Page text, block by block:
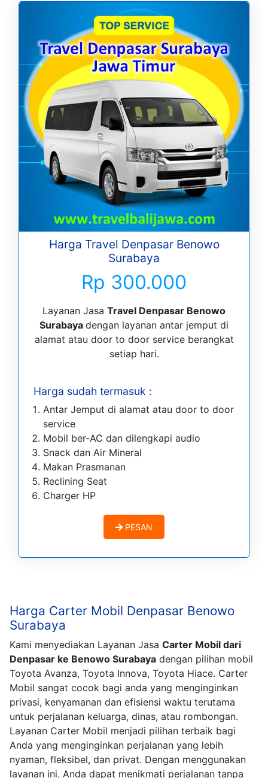
Harga Travel Denpasar Benowo
Surabaya
Rp 300.000
Layanan Jasa Travel Denpasar Benowo
Surabaya dengan layanan antar jemput di
alamat atau door to door service berangkat
setiap hari.
Harga sudah termasuk :
Antar Jemput di alamat atau door to door
service
Mobil ber-AC dan dilengkapi audio
Snack dan Air Mineral
Makan Prasmanan
Reclining Seat
Charger HP
PESAN
Harga Carter Mobil Denpasar Benowo
Surabaya
Kami menyediakan Layanan Jasa Carter Mobil dari
Denpasar ke Benowo Surabaya dengan pilihan mobil
Toyota Avanza, Toyota Innova, Toyota Hiace. Carter
Mobil sangat cocok bagi anda yang menginginkan
privasi, kenyamanan dan efisiensi waktu terutama
untuk perjalanan keluarga, dinas, atau rombongan.
Layanan Carter Mobil menjadi pilihan terbaik bagi
Anda yang menginginkan perjalanan yang lebih
nyaman, fleksibel, dan privat. Dengan menggunakan
layanan ini, Anda dapat menikmati perjalanan tanpa